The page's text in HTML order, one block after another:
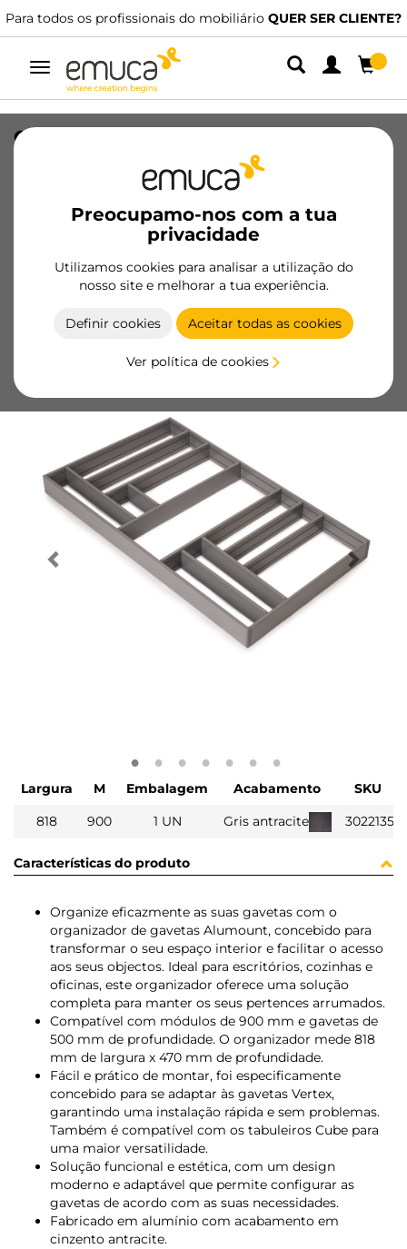
Para todos os profissionais do mobiliário QUER SER CLIENTE?
Alternar
navegação
Preocupamo-nos com a tua
privacidade
Utilizamos cookies para analisar a utilização do
nosso site e melhorar a tua experiência.
Definir cookies Aceitar todas as cookies
Ver política de cookies
Organizador de gavetas Alumount
900x500, Alumínio, Cinza antracite
Produtos essenciais
Tornar-se cliente
Largura M Embalagem Acabamento
SKU
818
900 1 UN Gris antracite 3022135
Características do produto
Organize eficazmente as suas gavetas com o
organizador de gavetas Alumount, concebido para
transformar o seu espaço interior e facilitar o acesso
aos seus objectos. Ideal para escritórios, cozinhas e
oficinas, este organizador oferece uma solução
completa para manter os seus pertences arrumados.
Compatível com módulos de 900 mm e gavetas de
500 mm de profundidade. O organizador mede 818
mm de largura x 470 mm de profundidade.
Fácil e prático de montar, foi especificamente
concebido para se adaptar às gavetas Vertex,
garantindo uma instalação rápida e sem problemas.
Também é compatível com os tabuleiros Cube para
uma maior versatilidade.
Solução funcional e estética, com um design
moderno e adaptável que permite configurar as
gavetas de acordo com as suas necessidades.
Fabricado em alumínio com acabamento em
cinzento antracite.